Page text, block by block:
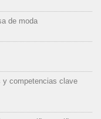
de moda
y competencias clave